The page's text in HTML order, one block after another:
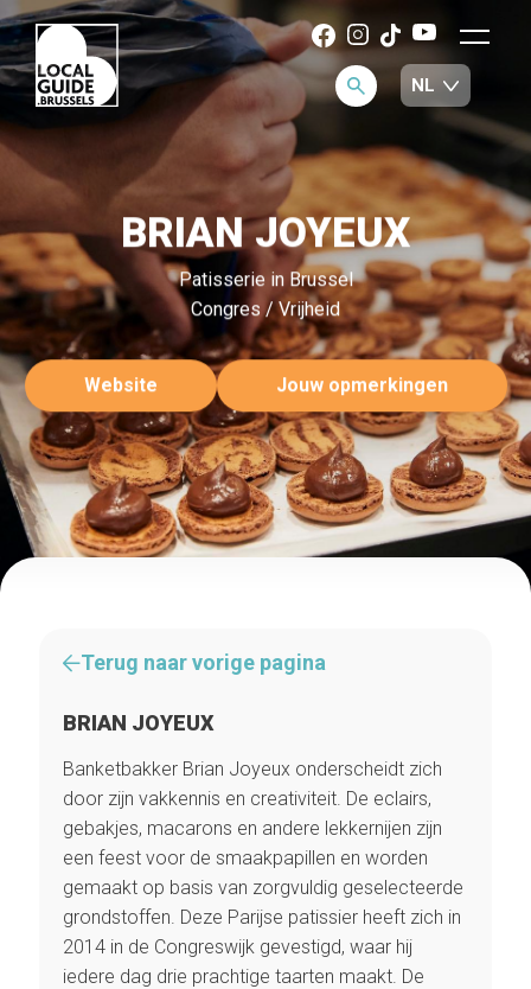
BRIAN JOYEUX
Patisserie in Brussel
Congres / Vrijheid
Website Jouw opmerkingen
Terug naar vorige pagina
BRIAN JOYEUX
Banketbakker Brian Joyeux onderscheidt zich
door zijn vakkennis en creativiteit. De eclairs,
gebakjes, macarons en andere lekkernijen zijn
een feest voor de smaakpapillen en worden
gemaakt op basis van zorgvuldig geselecteerde
grondstoffen. Deze Parijse patissier heeft zich in
2014 in de Congreswijk gevestigd, waar hij
iedere dag drie prachtige taarten maakt. De